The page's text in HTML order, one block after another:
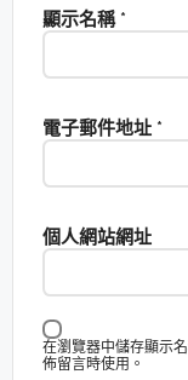
顯示名稱 *
電子郵件地址 *
個人網站網址
在瀏覽器中儲存顯示
佈留言時使用。